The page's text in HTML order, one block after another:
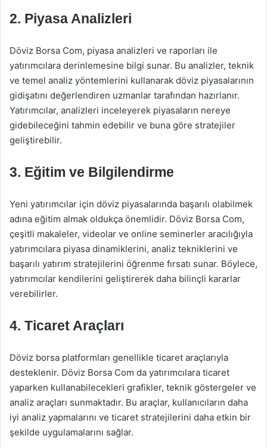
2. Piyasa Analizleri
Döviz Borsa Com, piyasa analizleri ve raporları ile
yatırımcılara derinlemesine bilgi sunar. Bu analizler, teknik
ve temel analiz yöntemlerini kullanarak döviz piyasalarının
gidişatını değerlendiren uzmanlar tarafından hazırlanır.
Yatırımcılar, analizleri inceleyerek piyasaların nereye
gidebileceğini tahmin edebilir ve buna göre stratejiler
geliştirebilir.
3. Eğitim ve Bilgilendirme
Yeni yatırımcılar için döviz piyasalarında başarılı olabilmek
adına eğitim almak oldukça önemlidir. Döviz Borsa Com,
çeşitli makaleler, videolar ve online seminerler aracılığıyla
yatırımcılara piyasa dinamiklerini, analiz tekniklerini ve
başarılı yatırım stratejilerini öğrenme fırsatı sunar. Böylece,
yatırımcılar kendilerini geliştirerek daha bilinçli kararlar
verebilirler.
4. Ticaret Araçları
Döviz borsa platformları genellikle ticaret araçlarıyla
desteklenir. Döviz Borsa Com da yatırımcılara ticaret
yaparken kullanabilecekleri grafikler, teknik göstergeler ve
analiz araçları sunmaktadır. Bu araçlar, kullanıcıların daha
iyi analiz yapmalarını ve ticaret stratejilerini daha etkin bir
şekilde uygulamalarını sağlar.